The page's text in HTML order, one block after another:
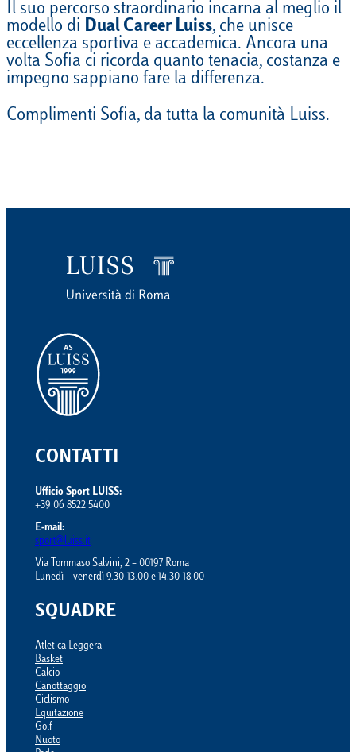
Il suo percorso straordinario incarna al meglio il
modello di Dual Career Luiss, che unisce
eccellenza sportiva e accademica. Ancora una
volta Sofia ci ricorda quanto tenacia, costanza e
impegno sappiano fare la differenza.
Complimenti Sofia, da tutta la comunità Luiss.
CONTATTI
Ufficio Sport LUISS:
+39 06 8522 5400
E-mail:
sport@luiss.it
Via Tommaso Salvini, 2 – 00197 Roma
Lunedì – venerdì 9.30-13.00 e 14.30-18.00
SQUADRE
Atletica Leggera
Basket
Calcio
Canottaggio
Ciclismo
Equitazione
Golf
Nuoto